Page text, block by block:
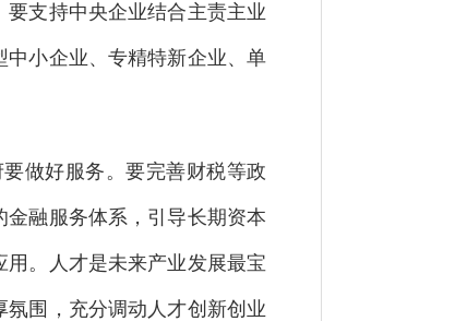
支持中央企业结合主责主业
小企业、专精特新企业、单
做好服务。要完善财税等政
融服务体系，引导长期资本
。人才是未来产业发展最宝
围，充分调动人才创新创业